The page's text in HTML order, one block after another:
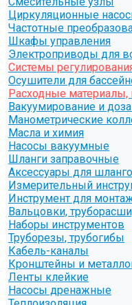
Циркуляционные
Частотные
Шкафы управления
Электроприводы для
Системы
Осушители для
Расходные материалы,
Вакуумирование и
Манометрические
Масла и химия
Насосы вакуумные
Шланги заправочные
Аксессуары для
Измерительный
Инструмент для
Вальцовки,
Наборы инструментов
Труборезы, трубогибы
Кабель-каналы
Кронштейны и
Ленты клейкие
Насосы дренажные